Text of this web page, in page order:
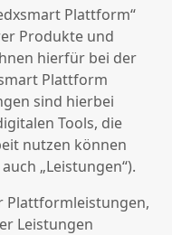
Plattform“
Produkte und
hierfür bei der
Plattform
sind hierbei
Tools, die
nutzen können
„Leistungen“).
Plattformleistungen,
Leistungen